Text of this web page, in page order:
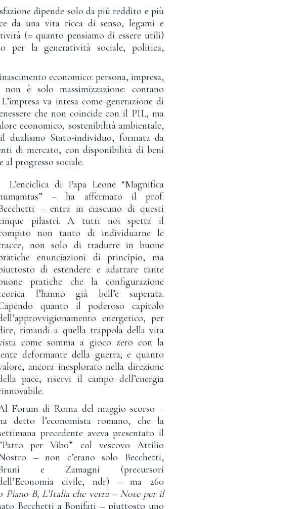
dipende solo da più reddito e più
da una vita ricca di senso, legami e
(= quanto pensiamo di essere utili)
per la generatività sociale, politica,
economico: persona, impresa,
è solo massimizzazione: contano
va intesa come generazione di
che non coincide con il PIL, ma
economico, sostenibilità ambientale,
dualismo Stato-individuo, formata da
di mercato, con disponibilità di beni
progresso sociale.
L’enciclica di Papa Leone “Magnifica
– ha affermato il prof.
– entra in ciascuno di questi
pilastri. A tutti noi spetta il
non tanto di individuarne le
non solo di tradurre in buone
enunciazioni di principio, ma
di estendere e adattare tante
pratiche che la configurazione
l’hanno già bell’e superata.
quanto il poderoso capitolo
energetico, per
rimandi a quella trappola della vita
come somma a gioco zero con la
deformante della guerra; e quanto
ancora inesplorato nella direzione
pace, riservi il campo dell’energia
Forum di Roma del maggio scorso –
detto l’economista romano, che la
precedente aveva presentato il
per Vibo” col vescovo Attilio
– non c’erano solo Becchetti,
e Zamagni (precursori
civile, ndr) – ma 260
Piano B, L’Italia che verrà – Note per il
Becchetti a Bonifati – piuttosto uno